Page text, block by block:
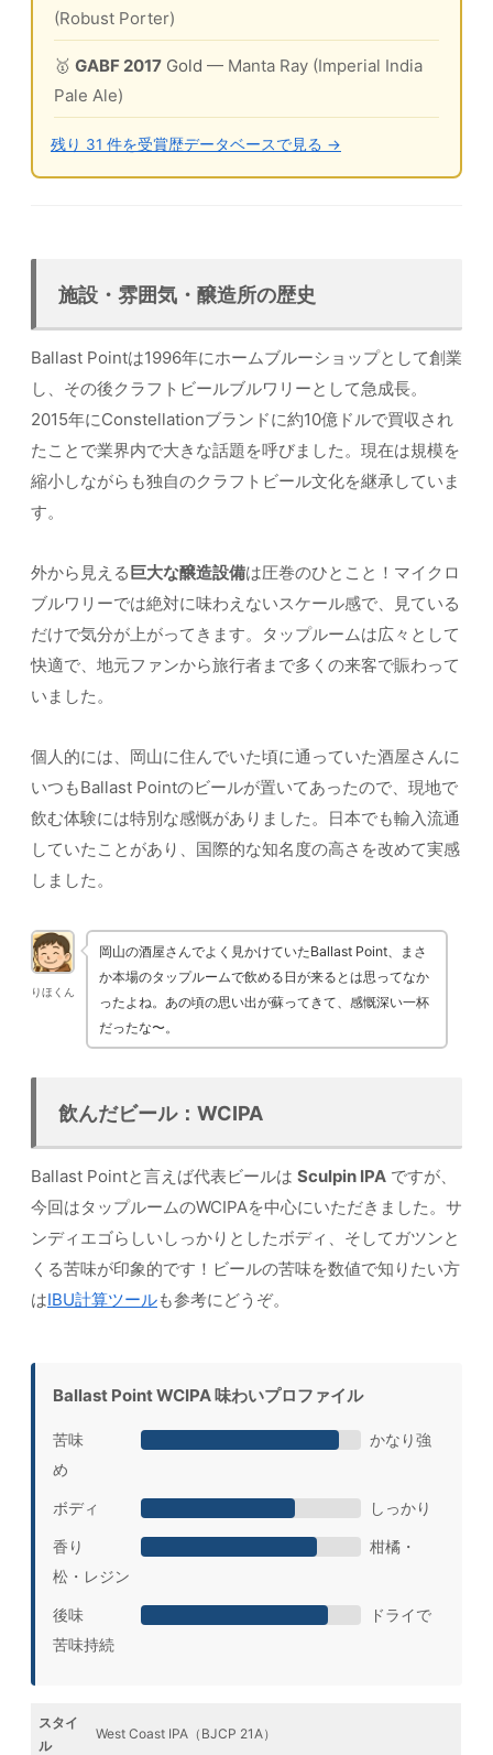
(Robust Porter)
🥇 GABF 2017 Gold — Manta Ray (Imperial India
Pale Ale)
残り 31 件を受賞歴データベースで見る →
施設・雰囲気・醸造所の歴史
Ballast Pointは1996年にホームブルーショップとして創業
し、その後クラフトビールブルワリーとして急成長。
2015年にConstellationブランドに約10億ドルで買収され
たことで業界内で大きな話題を呼びました。現在は規模を
縮小しながらも独自のクラフトビール文化を継承していま
す。
外から見える 巨大な醸造設備は圧巻のひとこと！マイクロ
ブルワリーでは絶対に味わえないスケール感で、見ている
だけで気分が上がってきます。タップルームは広々として
快適で、地元ファンから旅行者まで多くの来客で賑わって
いました。
個人的には、岡山に住んでいた頃に通っていた酒屋さんに
いつもBallast Pointのビールが置いてあったので、現地で
飲む体験には特別な感慨がありました。日本でも輸入流通
していたことがあり、国際的な知名度の高さを改めて実感
しました。
りほくん
岡山の酒屋さんでよく見かけていたBallast Point、まさ
か本場のタップルームで飲める日が来るとは思ってなか
ったよね。あの頃の思い出が蘇ってきて、感慨深い一杯
だったな〜。
飲んだビール：WCIPA
Ballast Pointと言えば代表ビールは Sculpin IPA ですが、
今回はタップルームのWCIPAを中心にいただきました。サ
ンディエゴらしいしっかりとしたボディ、そしてガツンと
くる苦味が印象的です！ビールの苦味を数値で知りたい方
はIBU計算ツールも参考にどうぞ。
Ballast Point WCIPA 味わいプロファイル
苦味
かなり強
め
ボディ しっかり
香り
柑橘・
松・レジン
後味
ドライで
苦味持続
スタイ
ル
West Coast IPA（BJCP 21A）